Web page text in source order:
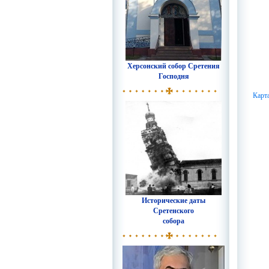
Херсонский собор Сретения
Господня
Исторические даты
Сретенского
собора